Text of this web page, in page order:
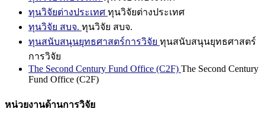
ทุนวิจัยต่างประเทศ ทุนวิจัยต่างประเทศ
ทุนวิจัย สบจ. ทุนวิจัย สบจ.
ทุนสนับสนุนยุทธศาสตร์การวิจัย ทุนสนับสนุนยุทธศาสตร์
การวิจัย
The Second Century Fund Office (C2F) The Second Century
Fund Office (C2F)
หน่วยงานด้านการวิจัย